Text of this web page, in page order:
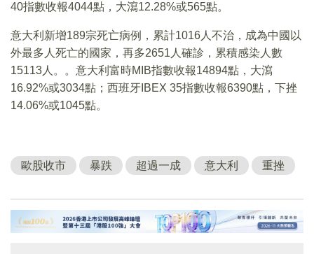
40指數收報4044點，大瀉12.28%或565點。
意大利新增189宗死亡病例，累計1016人不治，成為中國以
外最多人死亡的國家，再多2651人確診，累積感染人數
15113人。。意大利富時MIB指數收報14894點，大瀉
16.92%或3034點；西班牙IBEX 35指數收報6390點，下挫
14.06%或1045點。
歐股收市 暴跌 超過一成 意大利 重挫